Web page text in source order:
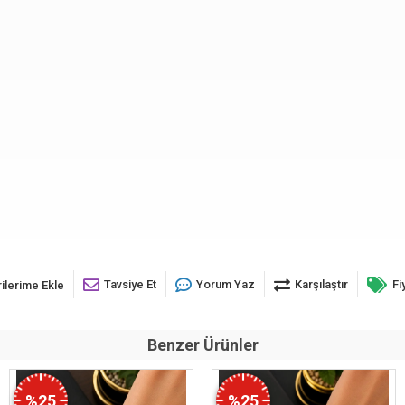
Ekle Tavsiye Et Yorum Yaz Karşılaştır
Benzer Ürünler
%25 %25